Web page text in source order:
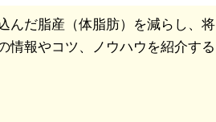
んだ脂産（体脂肪）を減らし、将
情報やコツ、ノウハウを紹介する